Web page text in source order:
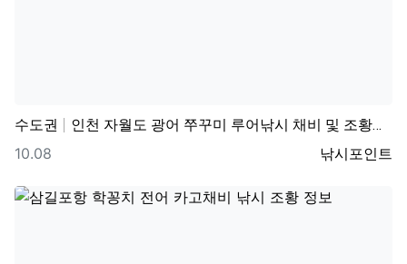
수도권 인천 자월도 광어 쭈꾸미 루어낚시 채비 및 조황정보
등록자
낚시포인트
등록일
10.08